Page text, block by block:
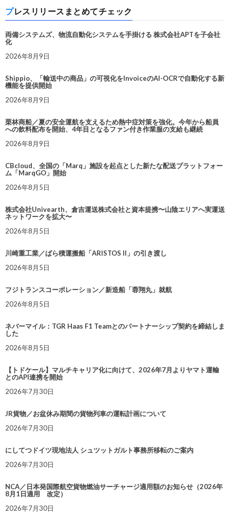
プレスリリースまとめてチェック
両備システムズ、物流自動化システムを手掛ける 株式会社APTを子会社
化
2026年8月9日
Shippio、「輸送中の商品」の可視化をInvoiceのAI-OCRで自動化する新
機能を提供開始
2026年8月9日
栗林商船／夏の安全運航を支えるため熱中症対策を強化。今年から船員
への飲料配布を開始、4年目となるファン付き作業服の支給も継続
2026年8月9日
CBcloud、全国の「Marq」施設を起点とした新たな配送プラットフォー
ム「MarqGO」開始
2026年8月5日
株式会社Univearth、倉吉運送株式会社と資本提携〜山陰エリアへ実運送
ネットワークを拡大〜
2026年8月5日
川崎重工業／ばら積運搬船「ARISTOS II」の引き渡し
2026年8月5日
フジトランスコーポレーション／新造船「蓉翔丸」就航
2026年8月5日
ネバーマイル：TGR Haas F1 Teamとのパートナーシップ契約を締結しま
した
2026年8月5日
【トドケール】マルチキャリア化に向けて、2026年7月よりヤマト運輸
とのAPI連携を開始
2026年7月30日
JR貨物／お盆休み期間の貨物列車の運転計画について
2026年7月30日
にしてつドイツ現地法人 シュツットガルト事務所移転のご案内
2026年7月30日
NCA／日本発国際航空貨物燃油サーチャージ適用額のお知らせ（2026年
8月1日適用 改定）
2026年7月30日